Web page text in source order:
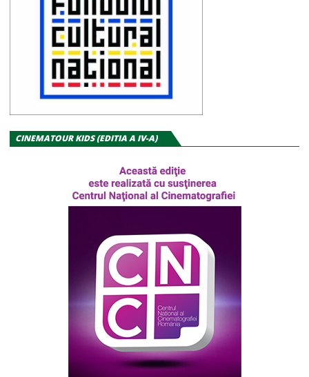
CINEMATOUR KIDS (EDITIA A IV-A)